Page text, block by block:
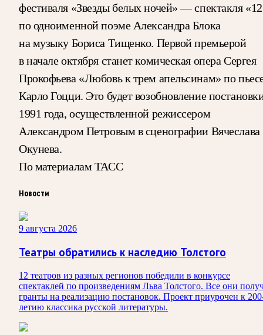
фестиваля «Звезды белых ночей» — спектакля
по одноименной поэме Александра Блока
на музыку Бориса Тищенко. Первой премьерой
в начале октября станет комическая опера Сергея
Прокофьева «Любовь к трем апельсинам» по
Карло Гоцци. Это будет возобновление
1991 года, осуществленной режиссером
Александром Петровым в сценографии Вячеслава
Окунева.
По материалам ТАСС
Новости
9 августа 2026
Театры обратились к наследию Толстого
12 театров из разных регионов победили в конкурсе
спектаклей по произведениям Льва Толстого. Все они
гранты на реализацию постановок. Проект приурочен к
летию классика русской литературы.